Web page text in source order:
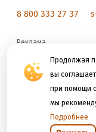
Продолжая
вы
при помощи
мы
Подробнее
8 800 333 27 37
Реклама
reklama@litres.ru
Мы принимаем к